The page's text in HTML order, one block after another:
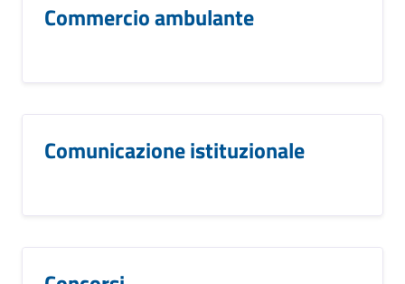
Commercio ambulante
Comunicazione istituzionale